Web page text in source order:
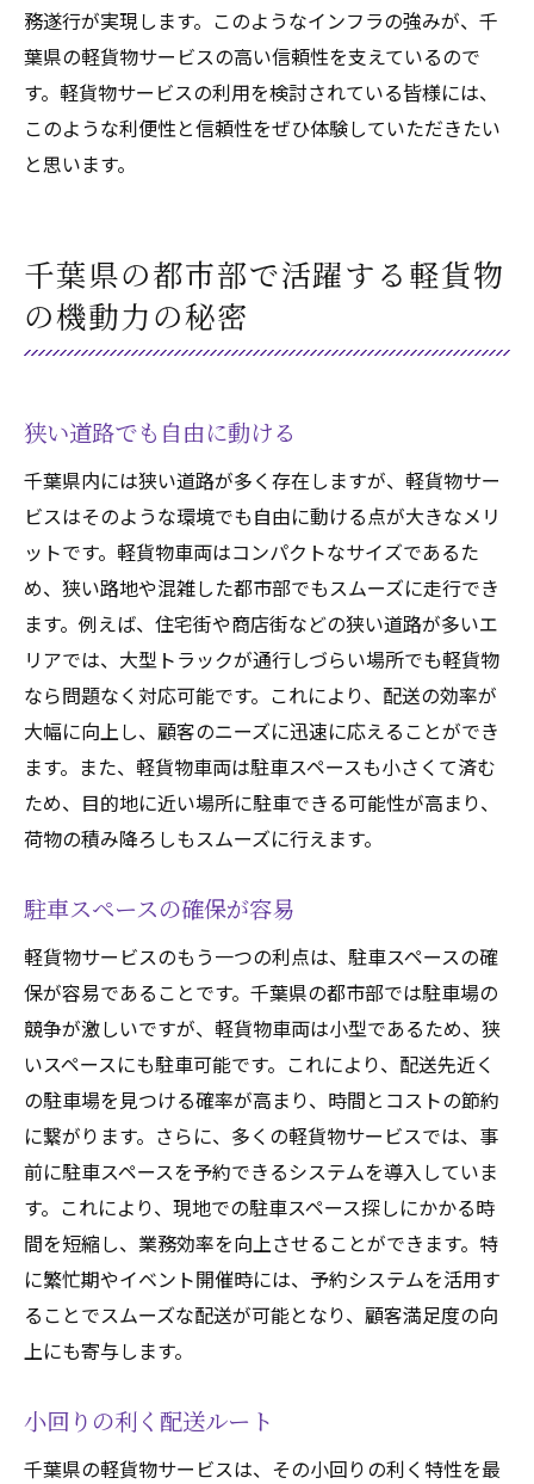
務遂行が実現します。このようなインフラの強みが、千
葉県の軽貨物サービスの高い信頼性を支えているので
す。軽貨物サービスの利用を検討されている皆様には、
このような利便性と信頼性をぜひ体験していただきたい
と思います。
千葉県の都市部で活躍する軽貨物
の機動力の秘密
狭い道路でも自由に動ける
千葉県内には狭い道路が多く存在しますが、軽貨物サー
ビスはそのような環境でも自由に動ける点が大きなメリ
ットです。軽貨物車両はコンパクトなサイズであるた
め、狭い路地や混雑した都市部でもスムーズに走行でき
ます。例えば、住宅街や商店街などの狭い道路が多いエ
リアでは、大型トラックが通行しづらい場所でも軽貨物
なら問題なく対応可能です。これにより、配送の効率が
大幅に向上し、顧客のニーズに迅速に応えることができ
ます。また、軽貨物車両は駐車スペースも小さくて済む
ため、目的地に近い場所に駐車できる可能性が高まり、
荷物の積み降ろしもスムーズに行えます。
駐車スペースの確保が容易
軽貨物サービスのもう一つの利点は、駐車スペースの確
保が容易であることです。千葉県の都市部では駐車場の
競争が激しいですが、軽貨物車両は小型であるため、狭
いスペースにも駐車可能です。これにより、配送先近く
の駐車場を見つける確率が高まり、時間とコストの節約
に繋がります。さらに、多くの軽貨物サービスでは、事
前に駐車スペースを予約できるシステムを導入していま
す。これにより、現地での駐車スペース探しにかかる時
間を短縮し、業務効率を向上させることができます。特
に繁忙期やイベント開催時には、予約システムを活用す
ることでスムーズな配送が可能となり、顧客満足度の向
上にも寄与します。
小回りの利く配送ルート
千葉県の軽貨物サービスは、その小回りの利く特性を最